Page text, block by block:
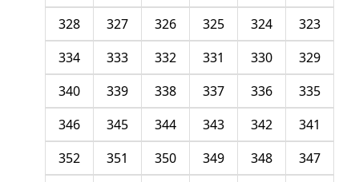
323
324
325
326
327
328
329
330
331
332
333
334
335
336
337
338
339
340
341
342
343
344
345
346
347
348
349
350
351
352